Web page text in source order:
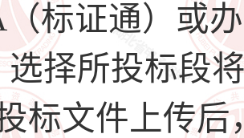
标证通）或
选择所投标段
标文件上传后